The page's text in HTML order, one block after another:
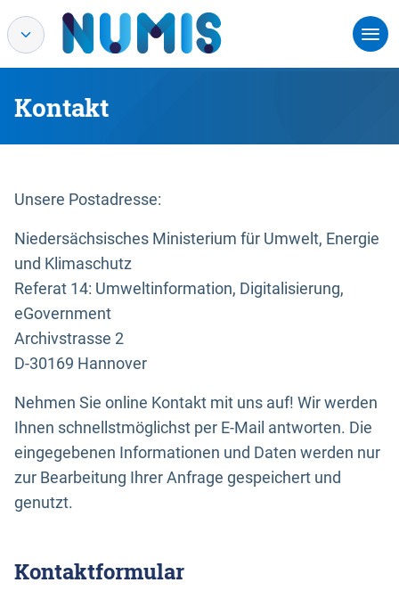
Kontakt
Unsere Postadresse:
Niedersächsisches Ministerium für Umwelt, Energie
und Klimaschutz
Referat 14: Umweltinformation, Digitalisierung,
eGovernment
Archivstrasse 2
D-30169 Hannover
Nehmen Sie online Kontakt mit uns auf! Wir werden
Ihnen schnellstmöglichst per E-Mail antworten. Die
eingegebenen Informationen und Daten werden nur
zur Bearbeitung Ihrer Anfrage gespeichert und
genutzt.
Kontaktformular